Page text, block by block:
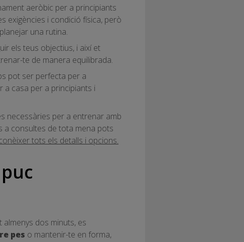
aeròbic per a principiants
exigències i condició física, però
una rutina.
els teus objectius, i així et
te de manera equilibrada.
pot ser perfecta per a
a casa per a principiants i
necessàries per a entrenar amb
a consultes de tota mena pots
tots els detalls i opcions.
dos minuts, es
pes o mantenir-te en forma,